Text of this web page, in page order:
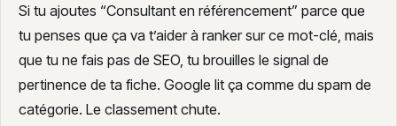
Si tu ajoutes “Consultant en référencement” parce que
tu penses que ça va t’aider à ranker sur ce mot-clé, mais
que tu ne fais pas de SEO, tu brouilles le signal de
pertinence de ta fiche. Google lit ça comme du spam de
catégorie. Le classement chute.